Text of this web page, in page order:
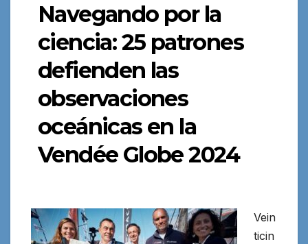
Navegando por la
ciencia: 25 patrones
defienden las
observaciones
oceánicas en la
Vendée Globe 2024
Vein
ticin